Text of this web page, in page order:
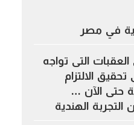
في مصر
التى تواجه
الالتزام
حتى الآن …
الهندية